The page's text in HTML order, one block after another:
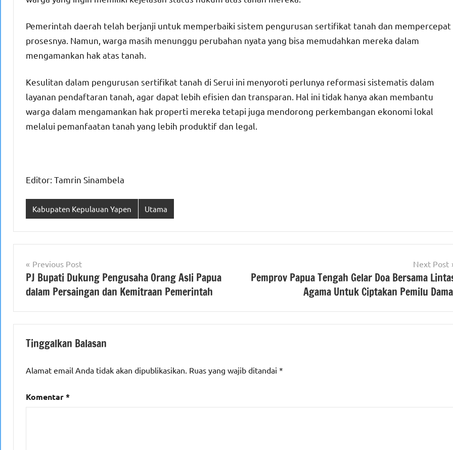
Pemerintah daerah telah berjanji untuk memperbaiki sistem pengurusan sertifikat tanah dan mempercepat
prosesnya. Namun, warga masih menunggu perubahan nyata yang bisa memudahkan mereka dalam
mengamankan hak atas tanah.
Kesulitan dalam pengurusan sertifikat tanah di Serui ini menyoroti perlunya reformasi sistematis dalam
layanan pendaftaran tanah, agar dapat lebih efisien dan transparan. Hal ini tidak hanya akan membantu
warga dalam mengamankan hak properti mereka tetapi juga mendorong perkembangan ekonomi lokal
melalui pemanfaatan tanah yang lebih produktif dan legal.
Editor: Tamrin Sinambela
Kabupaten Kepulauan Yapen Utama
Navigasi
pos
Previous Post
PJ Bupati Dukung Pengusaha Orang Asli Papua
dalam Persaingan dan Kemitraan Pemerintah
Next Post
Pemprov Papua Tengah Gelar Doa Bersama
Agama Untuk Ciptakan Pemilu
Tinggalkan Balasan
Alamat email Anda tidak akan dipublikasikan. Ruas yang wajib ditandai *
Komentar*